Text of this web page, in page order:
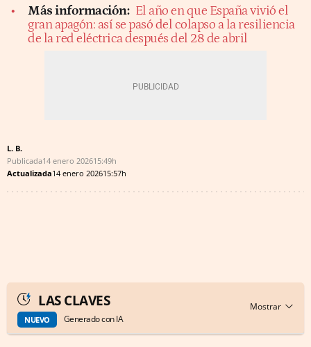
Más información: El año en que España vivió el
gran apagón: así se pasó del colapso a la resiliencia
de la red eléctrica después del 28 de abril
L. B.
Publicada14 enero 202615:49h
Actualizada14 enero 202615:57h
LAS CLAVES
NUEVO Generado con IA